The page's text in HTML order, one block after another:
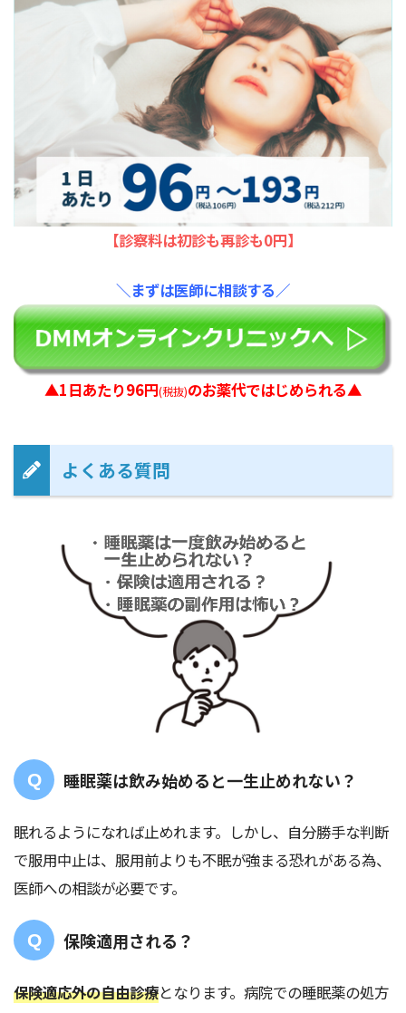
【診察料は初診も再診も0円】
＼まずは医師に相談する／
▲1日あたり96円(税抜)のお薬代ではじめられる▲
よくある質問
睡眠薬は飲み始めると一生止めれない？
眠れるようになれば止めれます。しかし、自分勝手な判断
で服用中止は、服用前よりも不眠が強まる恐れがある為、
医師への相談が必要です。
保険適用される？
保険適応外の自由診療となります。病院での睡眠薬の処方